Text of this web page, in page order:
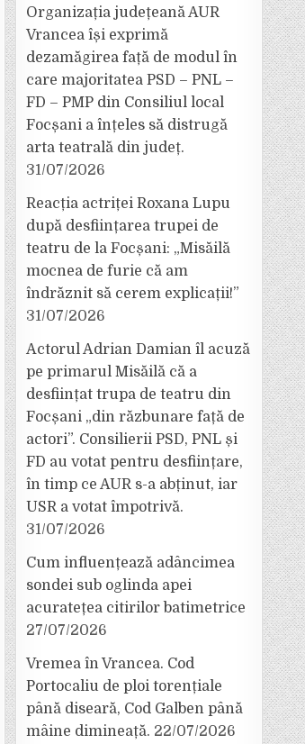
Organizația județeană AUR
Vrancea își exprimă
dezamăgirea față de modul în
care majoritatea PSD – PNL –
FD – PMP din Consiliul local
Focșani a înțeles să distrugă
arta teatrală din județ.
31/07/2026
Reacția actriței Roxana Lupu
după desființarea trupei de
teatru de la Focșani: „Misăilă
mocnea de furie că am
îndrăznit să cerem explicații!”
31/07/2026
Actorul Adrian Damian îl acuză
pe primarul Misăilă că a
desființat trupa de teatru din
Focșani „din răzbunare față de
actori”. Consilierii PSD, PNL și
FD au votat pentru desființare,
în timp ce AUR s-a abținut, iar
USR a votat împotrivă.
31/07/2026
Cum influențează adâncimea
sondei sub oglinda apei
acuratețea citirilor batimetrice
27/07/2026
Vremea în Vrancea. Cod
Portocaliu de ploi torențiale
până diseară, Cod Galben până
mâine dimineață. 22/07/2026